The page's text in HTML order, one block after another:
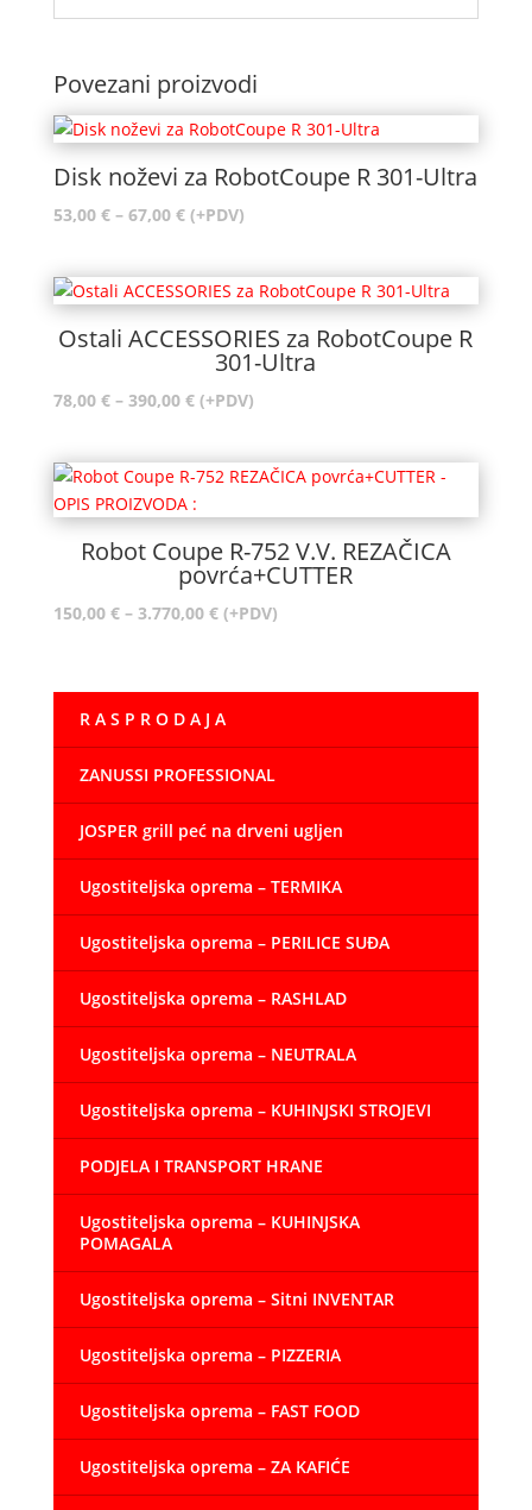
Povezani proizvodi
Disk noževi za RobotCoupe R 301-Ultra
53,00 € – 67,00 €Raspon
53,00 €
67,00 €
(+PDV)
Ostali ACCESSORIES za RobotCoupe R
301-Ultra
78,00 € – 390,00 €Raspon
78,00 €
do
(+PDV)
Robot Coupe R-752 V.V. REZAČICA
povrća+CUTTER
150,00 € – 3.770,00 €Raspon
150,00 €
do
3.770,00 €
(+PDV)
R A S P R O D A J A
ZANUSSI PROFESSIONAL
JOSPER grill peć na drveni ugljen
Ugostiteljska oprema – TERMIKA
Ugostiteljska oprema – PERILICE SUĐA
Ugostiteljska oprema – RASHLAD
Ugostiteljska oprema – NEUTRALA
Ugostiteljska oprema – KUHINJSKI STROJEVI
PODJELA I TRANSPORT HRANE
Ugostiteljska oprema – KUHINJSKA
POMAGALA
Ugostiteljska oprema – Sitni INVENTAR
Ugostiteljska oprema – PIZZERIA
Ugostiteljska oprema – FAST FOOD
Ugostiteljska oprema – ZA KAFIĆE